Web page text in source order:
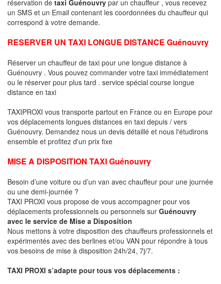
réservation de taxi Guénouvry par un chauffeur , vous recevez
un SMS et un Email contenant les coordonnées du chauffeur qui
correspond à votre demande.
RESERVER UN TAXI LONGUE DISTANCE Guénouvry
Réserver un chauffeur de taxi pour une longue distance à
Guénouvry . Vous pouvez commander votre taxi immédiatement
ou le réserver pour plus tard . service spécial course longue
distance en taxi
TAXIPROXI vous transporte partout en France ou en Europe pour
vos déplacements longues distances en taxi depuis / vers
Guénouvry. Demandez nous un devis détaillé et nous l'étudirons
ensemble et profitez d'un prix fixe
MISE A DISPOSITION TAXI Guénouvry
Besoin d’une voiture ou d’un van avec chauffeur pour une journée
ou une demi-journée ?
TAXI PROXI vous propose de vous accompagner pour vos
déplacements professionnels ou personnels sur Guénouvry
avec le service de Mise a Disposition
Nous mettons à votre disposition des chauffeurs professionnels et
expérimentés avec des berlines et/ou VAN pour répondre à tous
vos besoins de mise à disposition 24h/24, 7j/7.
TAXI PROXI s’adapte pour tous vos déplacements :